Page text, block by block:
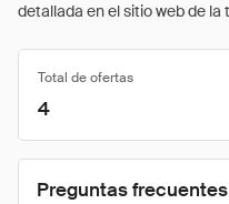
detallada en el sitio web de la
Total de ofertas
4
Preguntas frecuentes